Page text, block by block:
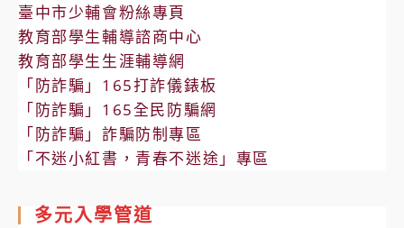
臺中市少輔會粉絲專頁
教育部學生輔導諮商中心
教育部學生生涯輔導網
「防詐騙」165打詐儀錶板
「防詐騙」165全民防騙網
「防詐騙」詐騙防制專區
「不迷小紅書，青春不迷途」專區
多元入學管道